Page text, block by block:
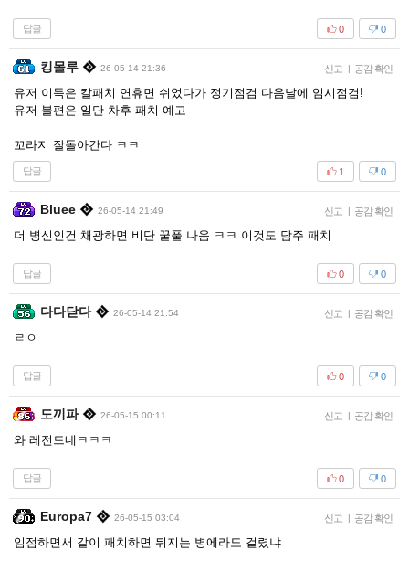
답글 0
0
킹몰루 26-05-14 21:36 신고 | 공감 확인
유저 이득은 칼패치 연휴면 쉬었다가 정기점검 다음날에 임시점검!
유저 불편은 일단 차후 패치 예고
꼬라지 잘돌아간다 ㅋㅋ
답글 0
1
Bluee 26-05-14 21:49 신고 | 공감 확인
더 병신인건 채광하면 비단 꿀풀 나옴 ㅋㅋ 이것도 담주 패치
답글 0
0
다다닫다 26-05-14 21:54 신고 | 공감 확인
ㄹㅇ
답글 0
0
도끼파 26-05-15 00:11 신고 | 공감 확인
와 레전드네ㅋㅋㅋ
답글 0
0
Europa7 26-05-15 03:04 신고 | 공감 확인
임점하면서 같이 패치하면 뒤지는 병에라도 걸렸냐